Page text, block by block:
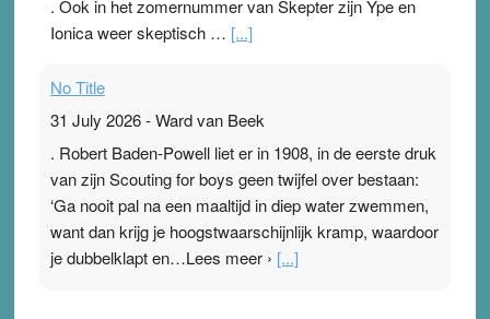
. Ook in het zomernummer van Skepter zijn Ype en
Ionica weer skeptisch … [...]
No Title
31 July 2026-Ward van Beek
. Robert Baden-Powell liet er in 1908, in de eerste druk
van zijn Scouting for boys geen twijfel over bestaan:
‘Ga nooit pal na een maaltijd in diep water zwemmen,
want dan krijg je hoogstwaarschijnlijk kramp, waardoor
je dubbelklapt en…Lees meer › [...]